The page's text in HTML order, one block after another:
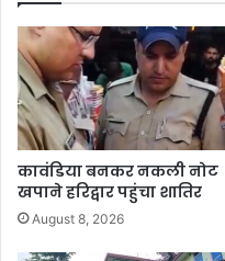
कावंडिया बनकर नकली नोट
खपाने हरिद्वार पहुंचा शातिर
August 8, 2026